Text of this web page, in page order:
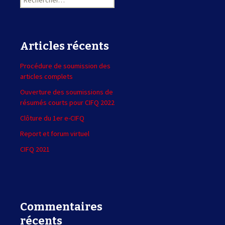
e
r
h
e
r
Articles récents
Procédure de soumission des
articles complets
Ouverture des soumissions de
résumés courts pour CIFQ 2022
Clôture du 1er e-CIFQ
Report et forum virtuel
CIFQ 2021
Commentaires
récents